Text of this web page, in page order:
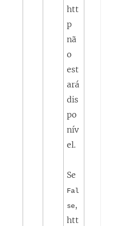
htt
p
nã
o
est
ará
dis
po
nív
el.
Se
Fal
se,
htt